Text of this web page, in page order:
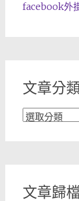
facebook外
文章分
文
文章歸